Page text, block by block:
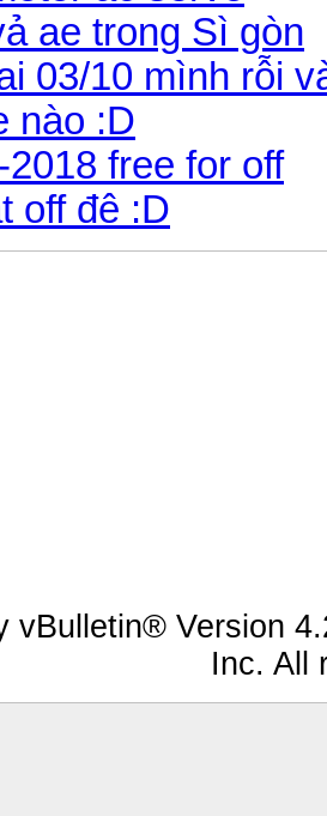
ae trong Sì gòn
03/10 mình rỗi
nào :D
2018 free for off
off đê :D
vBulletin® Version
Inc. All